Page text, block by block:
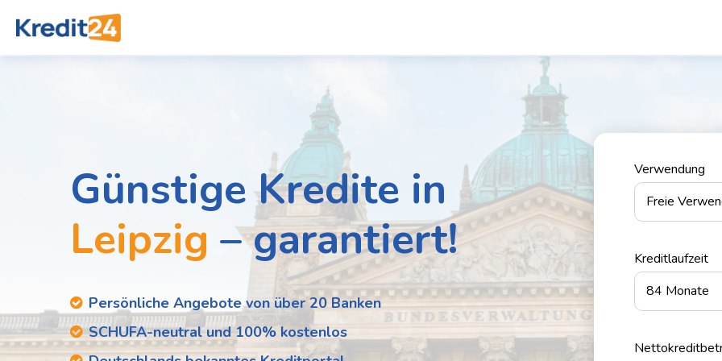
Günstige Kredite in
Leipzig – garantiert!
Persönliche Angebote von über 20 Banken
SCHUFA-neutral und 100% kostenlos
Verwendung
Kreditlaufzeit